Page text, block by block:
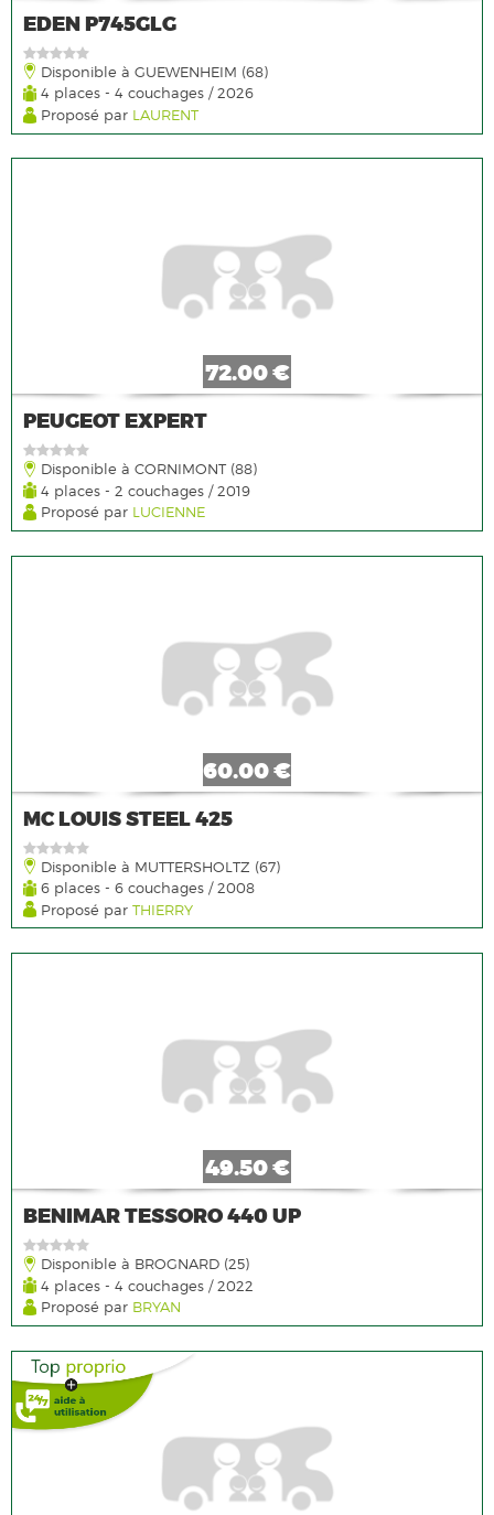
EDEN P745GLG
Disponible à GUEWENHEIM (68)
4 places - 4 couchages / 2026
Proposé par LAURENT
72.00 €
PEUGEOT EXPERT
Disponible à CORNIMONT (88)
4 places - 2 couchages / 2019
Proposé par LUCIENNE
60.00 €
MC LOUIS STEEL 425
Disponible à MUTTERSHOLTZ (67)
6 places - 6 couchages / 2008
Proposé parTHIERRY
49.50 €
BENIMAR TESSORO 440 UP
Disponible à BROGNARD (25)
4 places - 4 couchages / 2022
Proposé par BRYAN